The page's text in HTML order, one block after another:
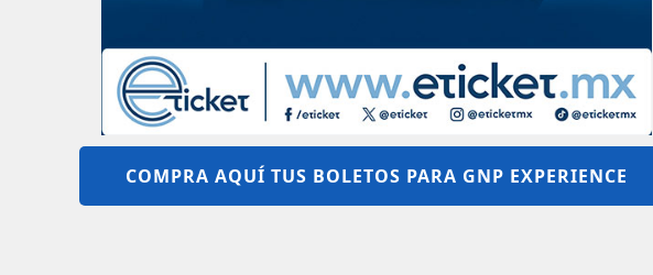
COMPRA AQUÍ TUS BOLETOS PARA GNP EXPERIENCE